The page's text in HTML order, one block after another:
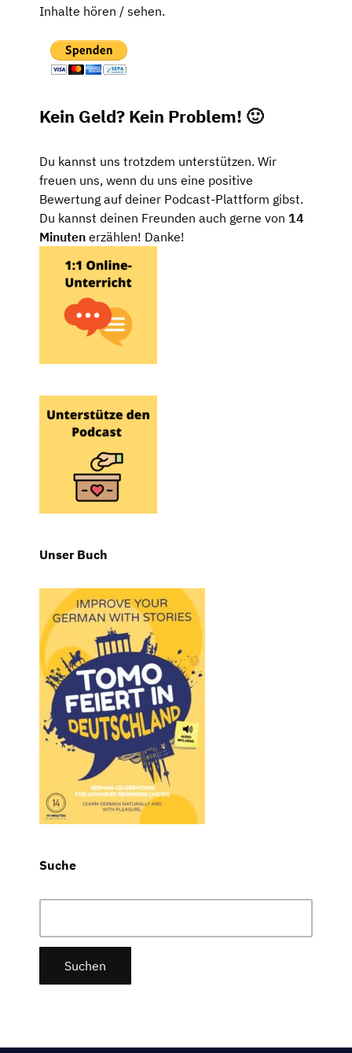
Inhalte hören / sehen.
Kein Geld? Kein Problem! 🙂
Du kannst uns trotzdem unterstützen. Wir
freuen uns, wenn du uns eine positive
Bewertung auf deiner Podcast-Plattform gibst.
Du kannst deinen Freunden auch gerne von 14
Minuten erzählen! Danke!
Unser Buch
Suche